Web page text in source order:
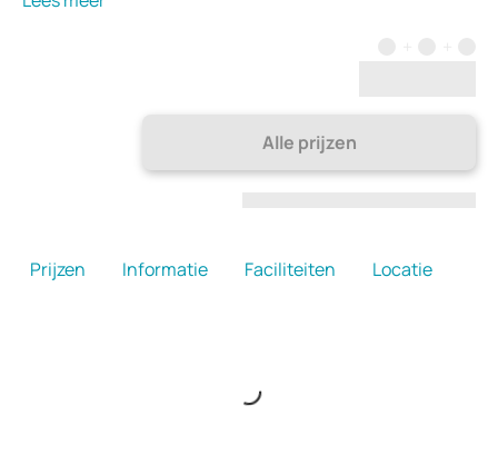
van het hotel vindt u het winkel- en
Alle prijzen
Prijzen Informatie Faciliteiten Locatie